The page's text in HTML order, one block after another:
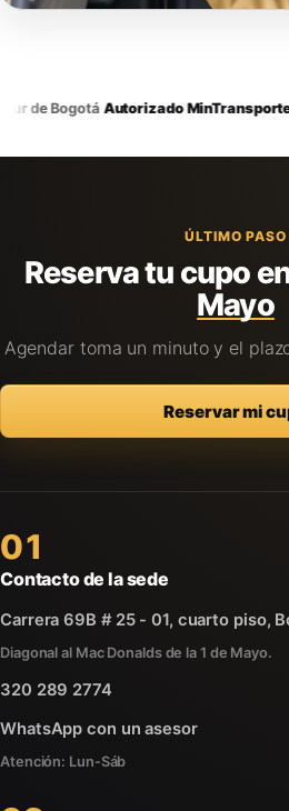
de Bogotá·Autorizado MinTransporte·
ÚLTIMO PASO
Reserva tu cupo
Mayo
Agendar toma un minuto y el
Reservar mi
01
Contacto de la sede
Carrera 69B # 25 - 01, cuarto piso,
Diagonal al Mac Donalds de la 1 de Mayo.
320 289 2774
WhatsApp con un asesor
Atención: Lun-Sáb